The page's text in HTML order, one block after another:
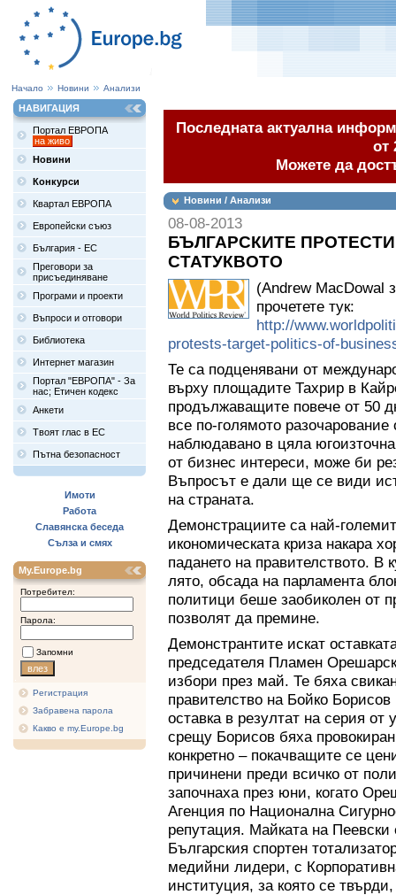
Начало Новини Анализи
НАВИГАЦИЯ
Портал ЕВРОПА
на живо
Новини
Конкурси
Квартал ЕВРОПА
Европейски съюз
България - ЕС
Преговори за
присъединяване
Програми и проекти
Въпроси и отговори
Библиотека
Интернет магазин
Портал "ЕВРОПА" - За
нас; Етичен кодекс
Анкети
Твоят глас в ЕС
Пътна безопасност
Имоти
Работа
Славянска беседа
Сълза и смях
My.Europe.bg
Потребител:
Парола:
Запомни
Регистрация
Забравена парола
Какво е my.Europe.bg
Последната актуална
от
Можете да
Новини / Анализи
08-08-2013
БЪЛГАРСКИТЕ
СТАТУКВОТО
(Andrew MacDowal
прочетете тук:
http://
protests-target-politics-of-
Те са подценявани от
върху площадите Тахрир в
продължаващите повече от 50
все по-голямото
наблюдавано в цяла
от бизнес интереси, може би
Въпросът е дали ще се види
на страната.
Демонстрациите са най-
икономическата криза накара
падането на правителството. В
лято, обсада на парламента
политици беше заобиколен от
позволят да премине.
Демонстрантите искат
председателя Пламен
избори през май. Те бяха
правителство на Бойко
оставка в резултат на серия от
срещу Борисов бяха
конкретно – покачващите се
причинени преди всичко от
започнаха през юни, когато
Агенция по Национална
репутация. Майката на
Българския спортен
медийни лидери, с
институция, за която се